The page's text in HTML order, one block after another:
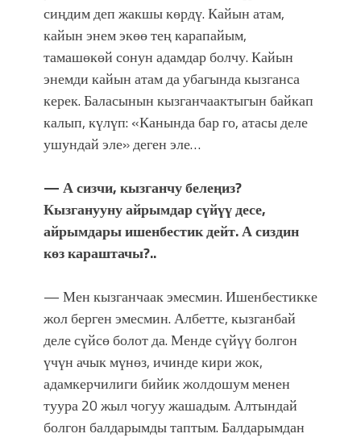
сиңдим деп жакшы көрдү. Кайын атам,
кайын энем экөө тең карапайым,
тамашөкөй сонун адамдар болчу. Кайын
энемди кайын атам да убагында кызганса
керек. Баласынын кызганчаактыгын байкап
калып, күлүп: «Канында бар го, атасы деле
ушундай эле» деген эле…
— А сизчи, кызганчу белеңиз?
Кызганууну айрымдар сүйүү десе,
айрымдары ишенбестик дейт. А сиздин
көз караштачы?..
— Мен кызганчаак эмесмин. Ишенбестикке
жол берген эмесмин. Албетте, кызганбай
деле сүйсө болот да. Менде сүйүү болгон
үчүн ачык мүнөз, ичинде кири жок,
адамкерчилиги бийик жолдошум менен
туура 20 жыл чогуу жашадым. Алтындай
болгон балдарымды таптым. Балдарымдан